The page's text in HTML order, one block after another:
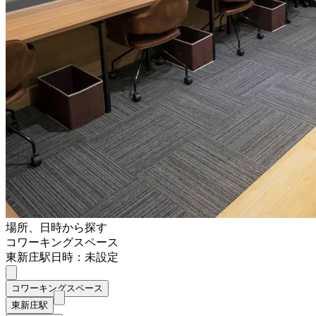
場所、日時から探す
コワーキングスペース
東新庄駅日時：未設定
コワーキングスペース
東新庄駅